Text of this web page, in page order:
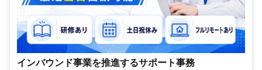
インバウンド事業を推進するサポート事務